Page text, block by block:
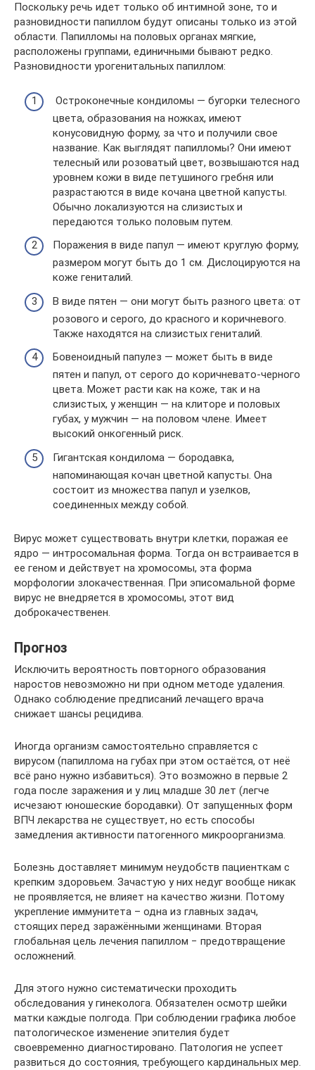
Поскольку речь идет только об интимной зоне, то и
разновидности папиллом будут описаны только из этой
области. Папилломы на половых органах мягкие,
расположены группами, единичными бывают редко.
Разновидности урогенитальных папиллом:
Остроконечные кондиломы — бугорки телесного
цвета, образования на ножках, имеют
конусовидную форму, за что и получили свое
название. Как выглядят папилломы? Они имеют
телесный или розоватый цвет, возвышаются над
уровнем кожи в виде петушиного гребня или
разрастаются в виде кочана цветной капусты.
Обычно локализуются на слизистых и
передаются только половым путем.
Поражения в виде папул — имеют круглую форму,
размером могут быть до 1 см. Дислоцируются на
коже гениталий.
В виде пятен — они могут быть разного цвета: от
розового и серого, до красного и коричневого.
Также находятся на слизистых гениталий.
Бовеноидный папулез — может быть в виде
пятен и папул, от серого до коричневато-черного
цвета. Может расти как на коже, так и на
слизистых, у женщин — на клиторе и половых
губах, у мужчин — на половом члене. Имеет
высокий онкогенный риск.
Гигантская кондилома — бородавка,
напоминающая кочан цветной капусты. Она
состоит из множества папул и узелков,
соединенных между собой.
Вирус может существовать внутри клетки, поражая ее
ядро — интросомальная форма. Тогда он встраивается в
ее геном и действует на хромосомы, эта форма
морфологии злокачественная. При эписомальной форме
вирус не внедряется в хромосомы, этот вид
доброкачественен.
Прогноз
Исключить вероятность повторного образования
наростов невозможно ни при одном методе удаления.
Однако соблюдение предписаний лечащего врача
снижает шансы рецидива.
Иногда организм самостоятельно справляется с
вирусом (папиллома на губах при этом остаётся, от неё
всё рано нужно избавиться). Это возможно в первые 2
года после заражения и у лиц младше 30 лет (легче
исчезают юношеские бородавки). От запущенных форм
ВПЧ лекарства не существует, но есть способы
замедления активности патогенного микроорганизма.
Болезнь доставляет минимум неудобств пациенткам с
крепким здоровьем. Зачастую у них недуг вообще никак
не проявляется, не влияет на качество жизни. Потому
укрепление иммунитета – одна из главных задач,
стоящих перед заражёнными женщинами. Вторая
глобальная цель лечения папиллом − предотвращение
осложнений.
Для этого нужно систематически проходить
обследования у гинеколога. Обязателен осмотр шейки
матки каждые полгода. При соблюдении графика любое
патологическое изменение эпителия будет
своевременно диагностировано. Патология не успеет
развиться до состояния, требующего кардинальных мер.